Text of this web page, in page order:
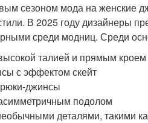
сезоном мода на женские
В 2025 году дизайнеры
среди модниц. Среди
талией и прямым кроем
с эффектом скейт
джинсы
подолом
деталями, такими